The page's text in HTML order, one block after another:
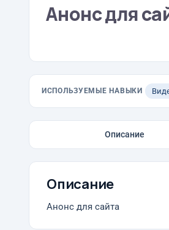
Анонс для
ИСПОЛЬЗУЕМЫЕ НАВЫКИ
Описание
Описание
Анонс для сайта